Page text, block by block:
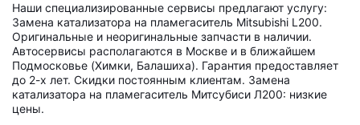
Наши специализированные сервисы предлагают услугу:
Замена катализатора на пламегаситель Mitsubishi L200.
Оригинальные и неоригинальные запчасти в наличии.
Автосервисы располагаются в Москве и в ближайшем
Подмосковье (Химки, Балашиха). Гарантия предоставляет
до 2-х лет. Скидки постоянным клиентам. Замена
катализатора на пламегаситель Митсубиси Л200: низкие
цены.